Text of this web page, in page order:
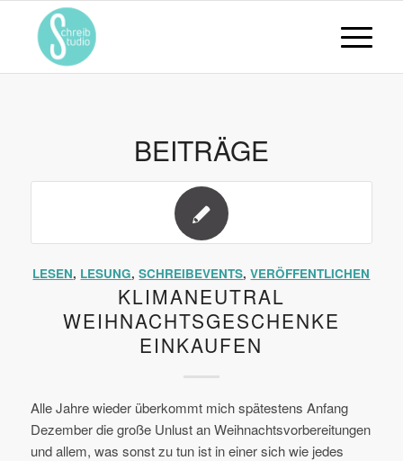
BEITRÄGE
LESEN, LESUNG,SCHREIBEVENTS,VERÖFFENTLICHEN
KLIMANEUTRAL
WEIHNACHTSGESCHENKE
EINKAUFEN
Alle Jahre wieder überkommt mich spätestens Anfang
Dezember die große Unlust an Weihnachtsvorbereitungen
und allem, was sonst zu tun ist in einer sich wie jedes